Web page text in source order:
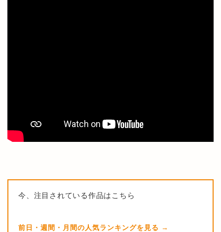
今、注目されている作品はこちら
前日・週間・月間の人気ランキングを見る